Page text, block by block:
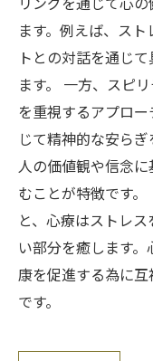
ます。例えば、ス
トとの対話を通じ
ます。 一方、スピ
を重視するアプロ
じて精神的な安ら
人の価値観や信念
むことが特徴です
と、心療はストレ
い部分を癒します
康を促進する為に
です。